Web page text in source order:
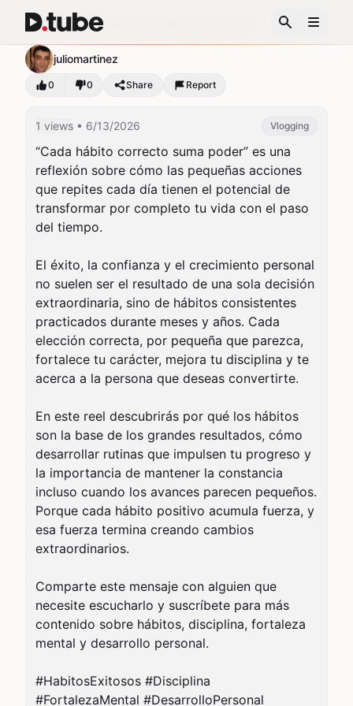
Cada hábito correcto suma poder.
juliomartinez
0 0 Share Report
1 views • 6/13/2026 Vlogging
“Cada hábito correcto suma poder” es una
reflexión sobre cómo las pequeñas acciones
que repites cada día tienen el potencial de
transformar por completo tu vida con el paso
del tiempo.
El éxito, la confianza y el crecimiento personal
no suelen ser el resultado de una sola decisión
extraordinaria, sino de hábitos consistentes
practicados durante meses y años. Cada
elección correcta, por pequeña que parezca,
fortalece tu carácter, mejora tu disciplina y te
acerca a la persona que deseas convertirte.
En este reel descubrirás por qué los hábitos
son la base de los grandes resultados, cómo
desarrollar rutinas que impulsen tu progreso y
la importancia de mantener la constancia
incluso cuando los avances parecen pequeños.
Porque cada hábito positivo acumula fuerza, y
esa fuerza termina creando cambios
extraordinarios.
Comparte este mensaje con alguien que
necesite escucharlo y suscríbete para más
contenido sobre hábitos, disciplina, fortaleza
mental y desarrollo personal.
#HabitosExitosos #Disciplina
#FortalezaMental #DesarrolloPersonal